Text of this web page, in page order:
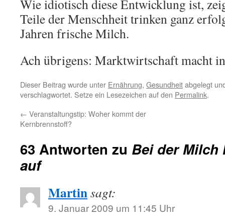
Wie idiotisch diese Entwicklung ist,
Teile der Menschheit trinken ganz
Jahren frische Milch.
Ach übrigens: Marktwirtschaft macht
Dieser Beitrag wurde unter Ernährung, Gesundheitabgelegt
verschlagwortet. Setze ein Lesezeichen auf den Permalink.
← Veranstaltungstip: Woher kommt der
Kernbrennstoff?
63 Antworten zu Bei der Milch
auf
Martinsagt:
9. Januar 2009 um 11:45 Uhr